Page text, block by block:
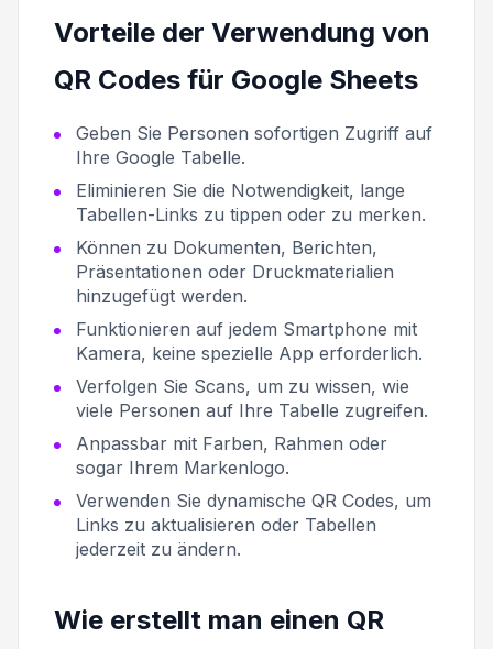
Vorteile der Verwendung von
QR Codes für Google Sheets
Geben Sie Personen sofortigen Zugriff auf
Ihre Google Tabelle.
Eliminieren Sie die Notwendigkeit, lange
Tabellen-Links zu tippen oder zu merken.
Können zu Dokumenten, Berichten,
Präsentationen oder Druckmaterialien
hinzugefügt werden.
Funktionieren auf jedem Smartphone mit
Kamera, keine spezielle App erforderlich.
Verfolgen Sie Scans, um zu wissen, wie
viele Personen auf Ihre Tabelle zugreifen.
Anpassbar mit Farben, Rahmen oder
sogar Ihrem Markenlogo.
Verwenden Sie dynamische QR Codes, um
Links zu aktualisieren oder Tabellen
jederzeit zu ändern.
Wie erstellt man einen QR